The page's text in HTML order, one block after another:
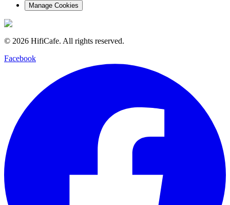
Manage Cookies
© 2026 HifiCafe. All rights reserved.
Facebook